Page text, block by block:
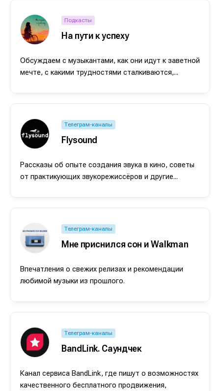
Подкасты
На пути к успеху
Обсуждаем с музыкантами, как они идут к заветной
мечте, с какими трудностями сталкиваются,...
Телеграм-каналы
Flysound
Рассказы об опыте создания звука в кино, советы
от практикующих звукорежиссёров и другие...
Телеграм-каналы
Мне приснился сон и Walkman
Впечатления о свежих релизах и рекомендации
любимой музыки из прошлого.
Телеграм-каналы
BandLink. Саундчек
Канал сервиса BandLink, где пишут о возможностях
качественного бесплатного продвижения,